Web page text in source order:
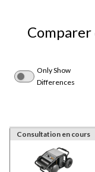
Comparer
Only Show
Differences
Consultation en cours